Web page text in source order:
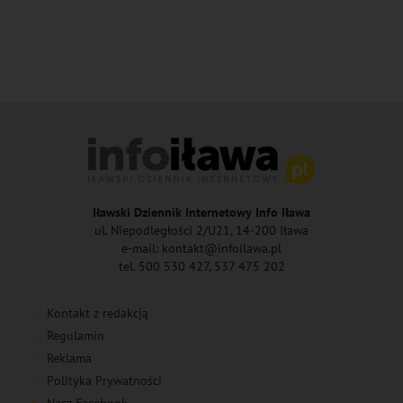
Iławski Dziennik Internetowy Info Iława
ul. Niepodległości 2/U21, 14-200 Iława
e-mail: kontakt@infoilawa.pl
tel. 500 530 427, 537 475 202
Kontakt z redakcją
Regulamin
Reklama
Polityka Prywatności